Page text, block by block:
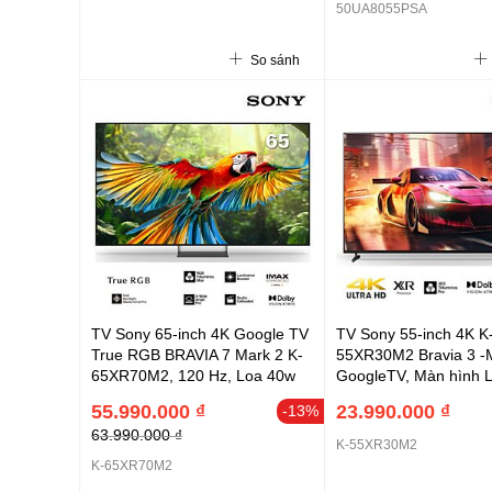
So sánh
50UA8055PSA
TV Sony 65-inch 4K Google TV
True RGB BRAVIA 7 Mark 2 K-
65XR70M2, 120 Hz, Loa 40w
(2.2 kênh - 4 loa), RGB (RGB
Backlight Master Drive Pro),
RGB Triluminos Max, AI
Processor, XR Contrast Booster
-13%
55.990.000 ₫
63.990.000 ₫
K-65XR70M2
TV Sony 55-inch 4K K-
55XR30M2 Bravia 3 -
GoogleTV, Màn hình
XR Processor, XR
Pro; Motionflow XR
23.990.000 ₫
K-55XR30M2